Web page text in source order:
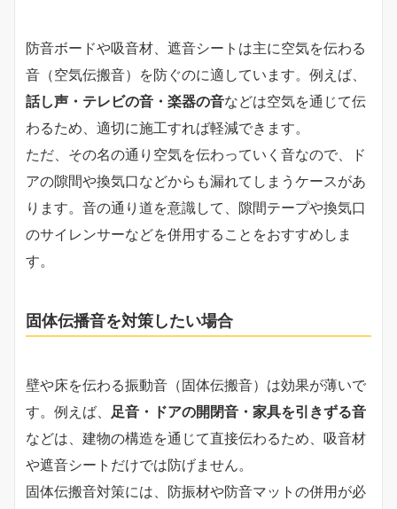
防音ボードや吸音材、遮音シートは主に空気を伝わる
音（空気伝搬音）を防ぐのに適しています。例えば、
話し声・テレビの音・楽器の音などは空気を通じて伝
わるため、適切に施工すれば軽減できます。
ただ、その名の通り空気を伝わっていく音なので、ド
アの隙間や換気口などからも漏れてしまうケースがあ
ります。音の通り道を意識して、隙間テープや換気口
のサイレンサーなどを併用することをおすすめしま
す。
固体伝播音を対策したい場合
壁や床を伝わる振動音（固体伝搬音）は効果が薄いで
す。例えば、
足音・ドアの開閉音・家具を引きずる音
などは、建物の構造を通じて直接伝わるため、吸音材
や遮音シートだけでは防げません。
固体伝搬音対策には、防振材や防音マットの併用が必